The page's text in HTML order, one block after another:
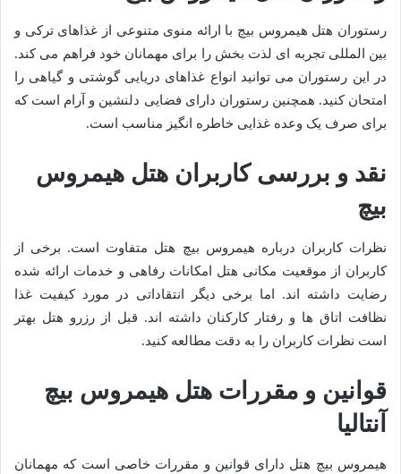
رستوران هتل هیمروس بیچ با ارائه منوی متنوعی از غذاهای ترکی و
بین المللی تجربه ای لذت بخش را برای مهمانان خود فراهم می کند.
در این رستوران می توانید انواع غذاهای دریایی گوشتی و گیاهی را
امتحان کنید. همچنین رستوران دارای فضایی دلنشین و آرام است که
برای صرف یک وعده غذایی خاطره انگیز مناسب است.
نقد و بررسی کاربران هتل هیمروس
بیچ
نظرات کاربران درباره هیمروس بیچ هتل متفاوت است. برخی از
کاربران از موقعیت مکانی هتل امکانات رفاهی و خدمات ارائه شده
رضایت داشته اند. اما برخی دیگر انتقاداتی در مورد کیفیت غذا
نظافت اتاق ها و رفتار کارکنان داشته اند. قبل از رزرو هتل بهتر
است نظرات کاربران را به دقت مطالعه کنید.
قوانین و مقررات هتل هیمروس بیچ
آنتالیا
هیمروس بیچ هتل دارای قوانین و مقررات خاصی است که مهمانان